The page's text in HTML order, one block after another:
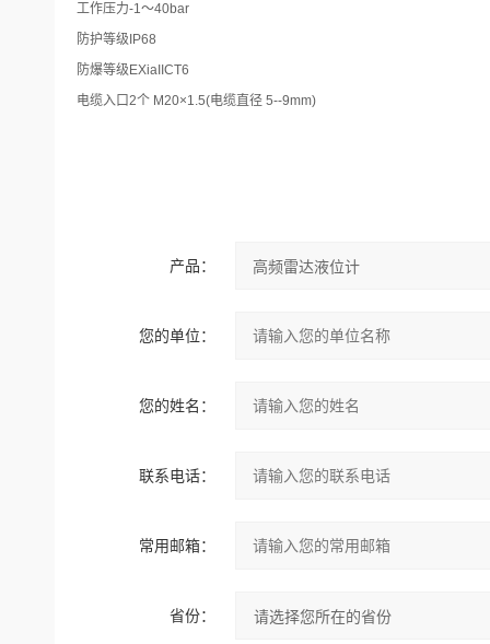
工作压力-1～40bar
防护等级 IP68
防爆等级 EXiaIICT6
电缆入口2个 M20×1.5(电缆直径 5--9mm)
产品：
您的单位：
您的姓名：
联系电话：
常用邮箱：
省份：